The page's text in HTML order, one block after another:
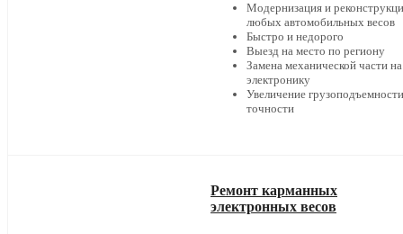
Модернизация и
любых автомобильных весов
Быстро и недорого
Выезд на место по региону
Замена механической части на
электронику
Увеличение
точности
Ремонт карманных
электронных весов